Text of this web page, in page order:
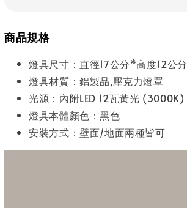
商品規格
燈具尺寸：直徑17公分*高度12公分
燈具材質：鋁製品,壓克力燈罩
光源：內附LED 12瓦黃光 (3000K)
燈具本體顏色：黑色
安裝方式：壁面/地面兩種皆可